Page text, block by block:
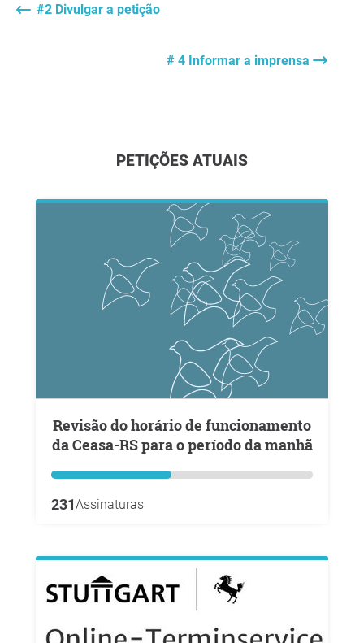
#2 Divulgar a petição
# 4 Informar a imprensa
PETIÇÕES ATUAIS
Revisão do horário de funcionamento
da Ceasa-RS para o período da manhã
231Assinaturas